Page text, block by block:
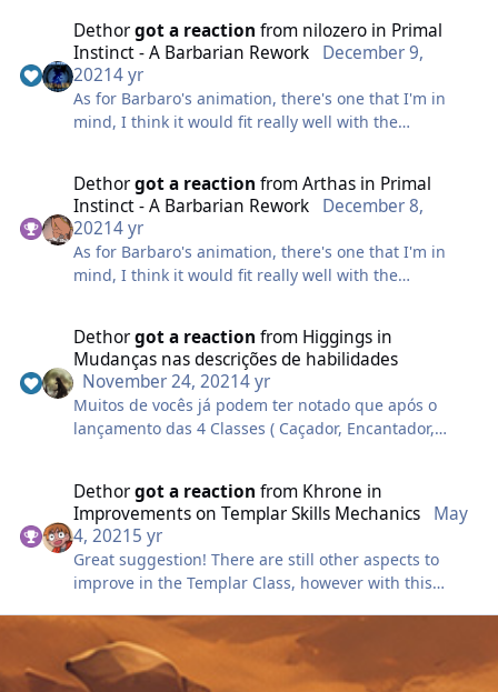
Druida, essas mudanças dariam uma melhoria visual
decente para o invocador e agradaria grande parte
dos jogadores que jogam com a classe!
VID_20260602_151639.mp4
VID_20260602_151523.mp4
Dethorgot a reaction from nilozero in Primal
Instinct - A Barbarian Rework
December 9,
20214 yr
As for Barbaro's animation, there's one that I'm in
mind, I think it would fit really well with the
Aura, I believe that if you changed the color, making
it more reddish, it would combine very well with
Barbaro!
Dethorgot a reaction fromArthas in Primal
Instinct - A Barbarian Rework
December 8,
20214 yr
As for Barbaro's animation, there's one that I'm in
mind, I think it would fit really well with the
Aura, I believe that if you changed the color, making
it more reddish, it would combine very well with
Barbaro!
Dethorgot a reaction from Higgings in
Mudanças nas descrições de habilidades
November 24, 20214 yr
Muitos de vocês já podem ter notado que após o
lançamento das 4 Classes ( Caçador, Encantador,
limites/bônus/duração etc, comparado as classes
mais antigas. O que venho propor é uma mudança
nas descrições de habilidades das classes antigas,
mostrando ao jogador porcentagem(%) e duração(s).
O Paladino por exemplo, suas descrições de
Habilidades apenas mostram o que ela faz, sem
deixar muita clareza ao jogador, colocarei algumas
habilidades e de como poderiam ficar: 1● LUZ
CELESTIAL Restaura com o poder mágico parte dos
Dethorgot a reaction from Khrone in
Improvements on Templar Skills Mechanics
May
4, 20215 yr
Great suggestion! There are still other aspects to
improve in the Templar Class, however with this
viable for those who want to give support / control
over long distance, not leaving the class totally
dependent only on the "Reverse Flow" to give support